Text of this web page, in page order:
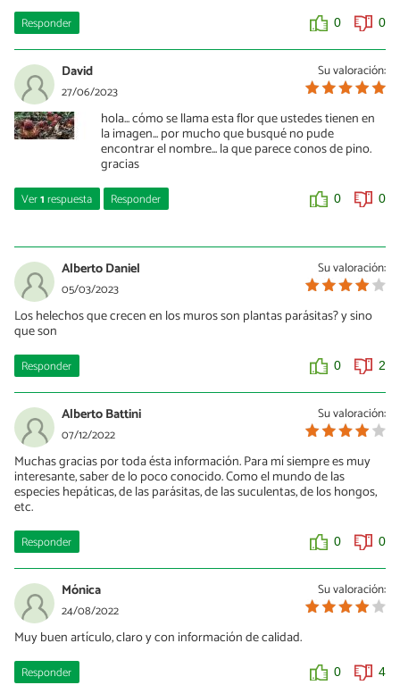
Responder 0 0
Su valoración:
David
27/06/2023
hola... cómo se llama esta flor que ustedes tienen en
la imagen... por mucho que busqué no pude
encontrar el nombre... la que parece conos de pino.
gracias
Ver1respuesta Responder 0 0
23/04/2025
Langsdorffia hypogaea
0
Su valoración:
Alberto Daniel
05/03/2023
Los helechos que crecen en los muros son plantas parásitas? y sino
que son
Responder 0 2
Su valoración:
Alberto Battini
07/12/2022
Muchas gracias por toda ésta información. Para mí siempre es muy
interesante, saber de lo poco conocido. Como el mundo de las
especies hepáticas, de las parásitas, de las suculentas, de los hongos,
etc.
Responder 0 0
Su valoración:
Mónica
24/08/2022
Muy buen artículo, claro y con información de calidad.
Responder 0 4